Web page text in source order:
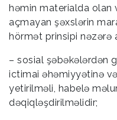
həmin materialda olan
açmayan şəxslərin
hörmət prinsipi nəzərə
– sosial şəbəkələrdən
ictimai əhəmiyyətinə
yetirilməli, habelə
dəqiqləşdirilməlidir;